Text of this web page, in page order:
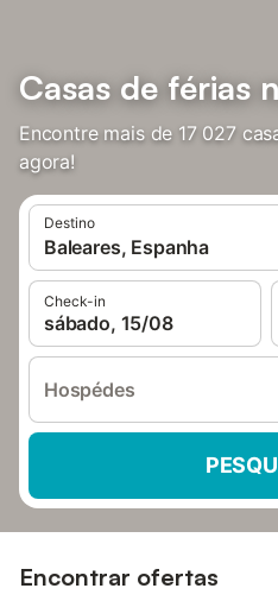
Casas de férias
Encontre mais de 17 027
agora!
Destino
Baleares, Espanha
Check-in
sábado, 15/08
Hospédes
Encontrar ofertas